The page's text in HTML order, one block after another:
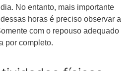
No entanto, mais importante
horas é preciso observar a
com o repouso adequado
por completo.